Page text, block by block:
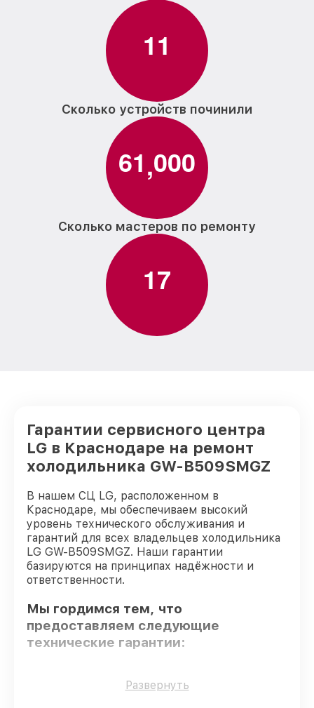
11
Сколько устройств починили
61,000
Сколько мастеров по ремонту
17
Гарантии сервисного центра
LG в Краснодаре на ремонт
холодильника GW-B509SMGZ
В нашем СЦ LG, расположенном в
Краснодаре, мы обеспечиваем высокий
уровень технического обслуживания и
гарантий для всех владельцев холодильника
LG GW-B509SMGZ. Наши гарантии
базируются на принципах надёжности и
ответственности.
Мы гордимся тем, что
предоставляем следующие
технические гарантии:
Оригинальные детали– гарантируем
Развернуть